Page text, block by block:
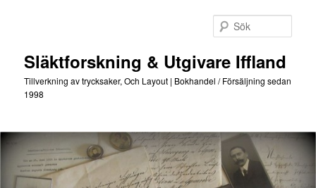
Släktforskning & Utgivare Iffland
Tillverkning av trycksaker, Och Layout | Bokhandel / Försäljning sedan
1998